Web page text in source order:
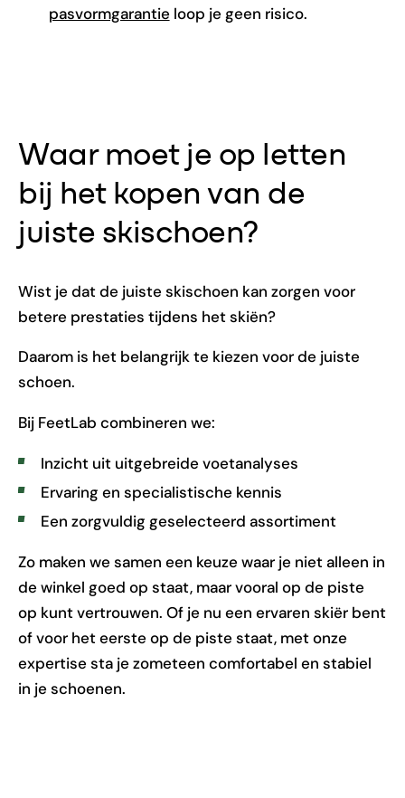
pasvormgarantieloop je geen risico.
Waar moet je op letten
bij het kopen van de
juiste skischoen?
Wist je dat de juiste skischoen kan zorgen voor
betere prestaties tijdens het skiën?
Daarom is het belangrijk te kiezen voor de juiste
schoen.
Bij FeetLab combineren we:
Inzicht uit uitgebreide voetanalyses
Ervaring en specialistische kennis
Een zorgvuldig geselecteerd assortiment
Zo maken we samen een keuze waar je niet alleen in
de winkel goed op staat, maar vooral op de piste
op kunt vertrouwen. Of je nu een ervaren skiër bent
of voor het eerste op de piste staat, met onze
expertise sta je zometeen comfortabel en stabiel
in je schoenen.